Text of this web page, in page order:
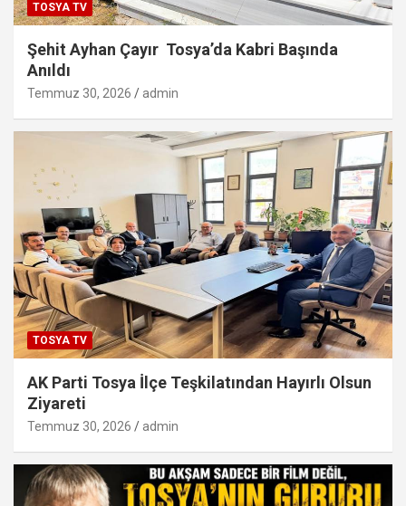
TOSYA TV
Şehit Ayhan Çayır Tosya’da Kabri Başında
Anıldı
Temmuz 30, 2026 admin
TOSYA TV
AK Parti Tosya İlçe Teşkilatından Hayırlı Olsun
Ziyareti
Temmuz 30, 2026 admin